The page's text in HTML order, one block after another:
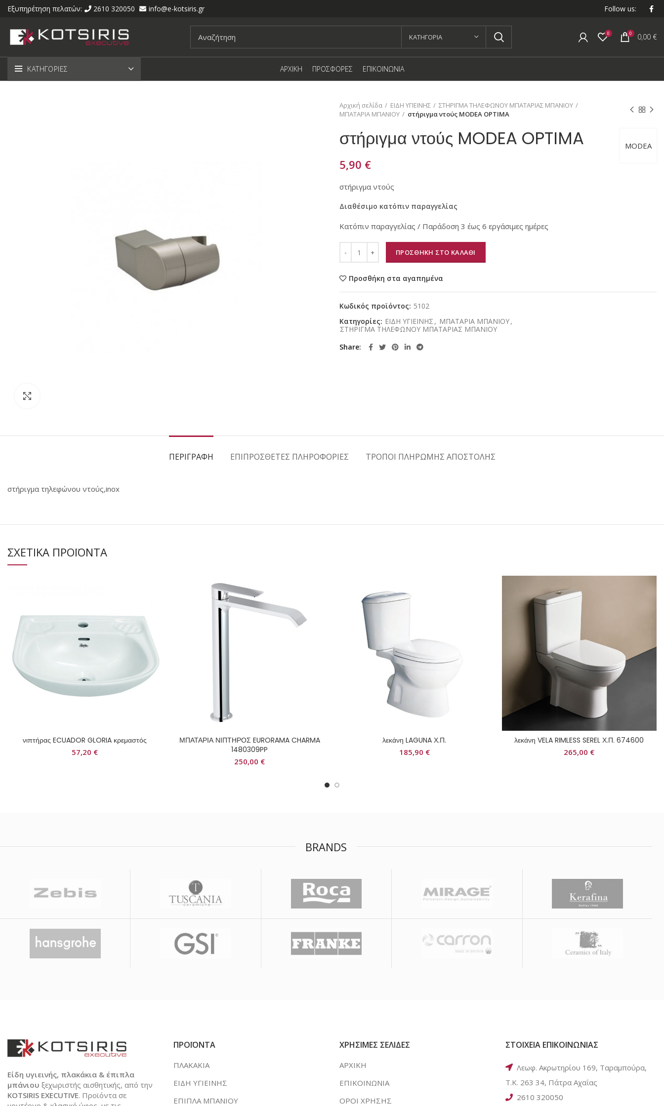
Εξυπηρέτηση πελατών: 2610 320050 info@e-kotsiris.gr Follow us:
KΑΤΗΓΟΡΙΑ 0 0 0,00 €
ΚΑΤΗΓΟΡΙΕΣ ΑΡΧΙΚΗ ΠΡΟΣΦΟΡΕΣ ΕΠΙΚΟΙΝΩΝΙΑ
Αρχική σελίδα ΕΙΔΗ ΥΓΙΕΙΝΗΣ
ΣΤΗΡΙΓΜΑ ΤΗΛΕΦΩΝΟΥ ΜΠΑΤΑΡΙΑΣ ΜΠΑΝΙΟΥ
ΜΠΑΤΑΡΙΑ ΜΠΑΝΙΟΥ
στήριγμα ντούς MODEA OPTIMA
MODEA
στήριγμα ντούς MODEA OPTIMA
5,90 €
στήριγμα ντούς
Διαθέσιμο κατόπιν παραγγελίας
Κατόπιν παραγγελίας / Παράδοση 3 έως 6 εργάσιμες ημέρες
ΠΡΟΣΘΗΚΗ ΣΤΟ ΚΑΛΑΘΙ
Προσθήκη στα αγαπημένα
Κωδικός προϊόντος: 5102
Κατηγορίες: ΕΙΔΗ ΥΓΙΕΙΝΗΣ , ΜΠΑΤΑΡΙΑ ΜΠΑΝΙΟΥ,
ΣΤΗΡΙΓΜΑ ΤΗΛΕΦΩΝΟΥ ΜΠΑΤΑΡΙΑΣ ΜΠΑΝΙΟΥ
Share
ΠΕΡΙΓΡΑΦΗ ΕΠΙΠΡΟΣΘΕΤΕΣ ΠΛΗΡΟΦΟΡΙΕΣ ΤΡΟΠΟΙ ΠΛΗΡΩΜΗΣ ΑΠΟΣΤΟΛΗΣ
στήριγμα τηλεφώνου ντούς,inox
ΣΧΕΤΙΚΑ ΠΡΟΪΟΝΤΑ
νιπτήρας ECUADOR GLORIA κρεμαστός
57,20 €
ΜΠΑΤΑΡΙΑ ΝΙΠΤΗΡΟΣ EURORAMA CHARMA
1480309PP
250,00 €
λεκάνη LAGUNA Χ.Π.
185,90 €
λεκάνη VELA RIMLESS SEREL Χ.Π. 674600
265,00 €
BRANDS
Είδη υγιεινής, πλακάκια & έπιπλα
μπάνιου ξεχωριστής αισθητικής, από την
KOTSIRIS EXECUTIVE. Προϊόντα σε
ΠΡΟΪΟΝΤΑ
ΠΛΑΚΑΚΙΑ
ΕΙΔΗ ΥΓΙΕΙΝΗΣ
ΕΠΙΠΛΑ ΜΠΑΝΙΟΥ
ΧΡΗΣΙΜΕΣ ΣΕΛΙΔΕΣ
ΑΡΧΙΚΗ
ΕΠΙΚΟΙΝΩΝΙΑ
ΟΡΟΙ ΧΡΗΣΗΣ
ΣΤΟΙΧΕΙΑ ΕΠΙΚΟΙΝΩΝΙΑΣ
Λεωφ. Ακρωτηρίου 169, Ταραμπούρα,
Τ.Κ. 263 34, Πάτρα Αχαΐας
2610 320050